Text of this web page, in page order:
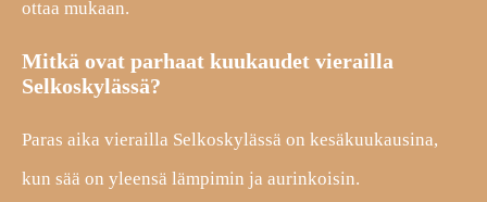
ottaa mukaan.
Mitkä ovat parhaat kuukaudet vierailla
Selkoskylässä?
Paras aika vierailla Selkoskylässä on kesäkuukausina,
kun sää on yleensä lämpimin ja aurinkoisin.